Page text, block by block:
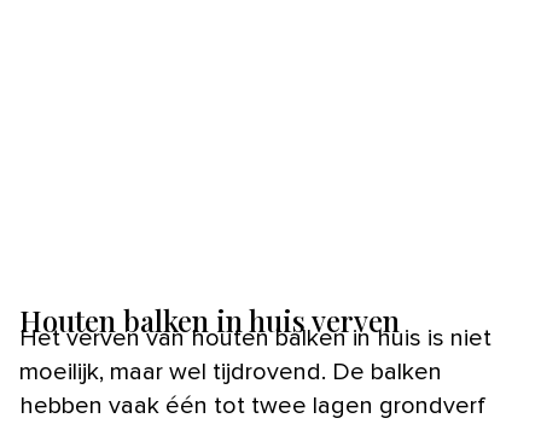
Houten balken in huis verven
Het verven van houten balken in huis is niet
moeilijk, maar wel tijdrovend. De balken
hebben vaak één tot twee lagen grondverf